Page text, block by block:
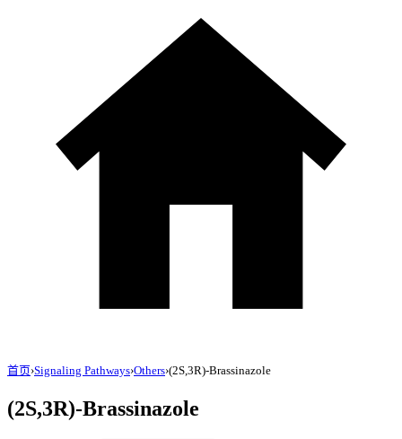
首页›Signaling Pathways›Others›(2S,3R)-Brassinazole
(2S,3R)-Brassinazole